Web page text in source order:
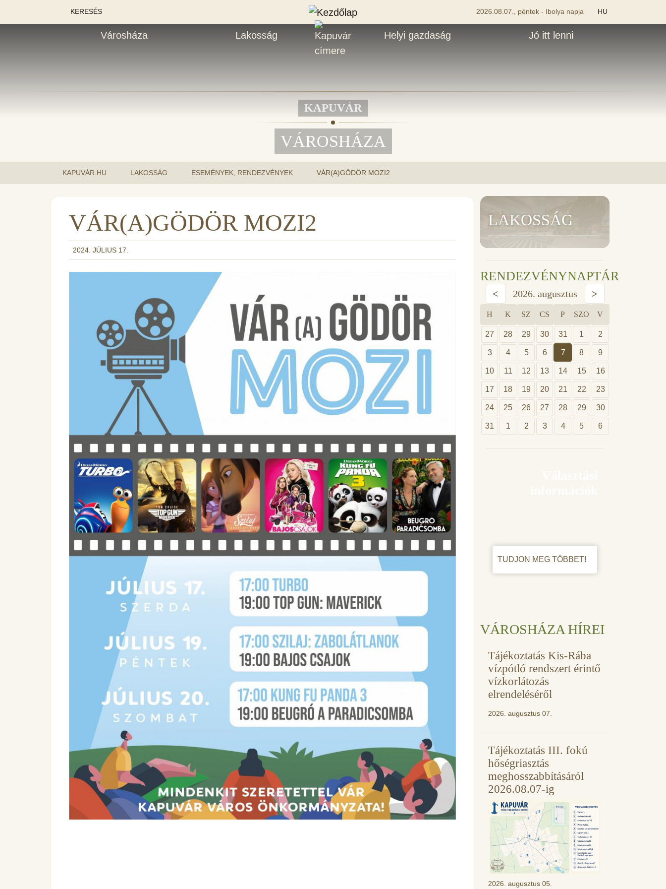
KERESÉS 2026.08.07., péntek - Ibolya napja HU
Városháza Lakosság Helyi gazdaság Jó itt lenni
KAPUVÁR
VÁROSHÁZA
KAPUVÁR.HU LAKOSSÁG ESEMÉNYEK, RENDEZVÉNYEK VÁR(A)GÖDÖR MOZI2
VÁR(A)GÖDÖR MOZI2
2024. JÚLIUS 17.
LAKOSSÁG
RENDEZVÉNYNAPTÁR
< 2026. augusztus >
H K SZ CS P SZO V
27 28 29 30 31 1 2
3 4 5 6 7 8 9
10 11 12 13 14 15 16
17 18 19 20 21 22 23
24 25 26 27 28 29 30
31 1 2 3 4 5 6
TUDJON MEG TÖBBET!
VÁROSHÁZA HÍREI
Tájékoztatás Kis-Rába
vízpótló rendszert érintő
vízkorlátozás
elrendeléséről
2026. augusztus 07.
Tájékoztatás III. fokú
hőségriasztás
meghosszabbításáról
2026.08.07-ig
2026. augusztus 05.